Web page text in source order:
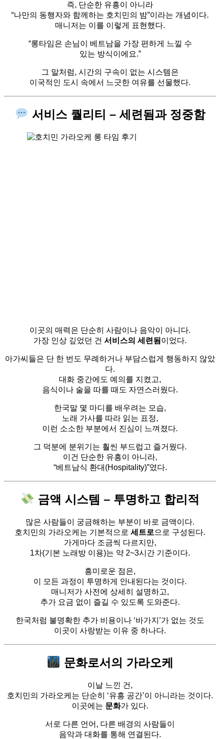
즉, 단순한 유흥이 아니라
“나만의 동행자와 함께하는 호치민의 밤”이라는 개념이다.
매니저는 이를 이렇게 표현했다.
“롱타임은 손님이 베트남을 가장 편하게 느낄 수
있는 방식이에요.”
그 말처럼, 시간의 구속이 없는 시스템은
이국적인 도시 속에서 느긋한 여유를 선물했다.
서비스 퀄리티 – 세련됨과 정중함
이곳의 매력은 단순히 사람이나 음악이 아니다.
가장 인상 깊었던 건 서비스의 세련됨 이었다.
아가씨들은 단 한 번도 무례하거나 부담스럽게 행동하지 않았
다.
대화 중간에도 예의를 지켰고,
음식이나 술을 따를 때도 자연스러웠다.
한국말 몇 마디를 배우려는 모습,
노래 가사를 따라 읽는 표정,
이런 소소한 부분에서 진심이 느껴졌다.
그 덕분에 분위기는 훨씬 부드럽고 즐거웠다.
이건 단순한 유흥이 아니라,
“베트남식 환대(Hospitality)”였다.
금액 시스템 – 투명하고 합리적
많은 사람들이 궁금해하는 부분이 바로 금액이다.
호치민의 가라오케는 기본적으로 세트로으로 구성된다.
가게마다 조금씩 다르지만,
1차(기본 노래방 이용)는 약 2~3시간 기준이다.
흥미로운 점은,
이 모든 과정이 투명하게 안내된다는 것이다.
매니저가 사전에 상세히 설명하고,
추가 요금 없이 즐길 수 있도록 도와준다.
한국처럼 불명확한 추가 비용이나 ‘바가지’가 없는 것도
이곳이 사랑받는 이유 중 하나다.
문화로서의 가라오케
이날 느낀 건,
호치민의 가라오케는 단순히 ‘유흥 공간’이 아니라는 것이다.
이곳에는 문화가 있다.
서로 다른 언어, 다른 배경의 사람들이
음악과 대화를 통해 연결된다.